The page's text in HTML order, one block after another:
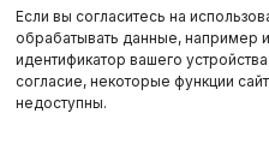
Если вы согласитесь на
обрабатывать данные, например
идентификатор вашего
согласие, некоторые функции
недоступны.
Цифровая экономика
Остальные новости
ДЕЛОВОЕ